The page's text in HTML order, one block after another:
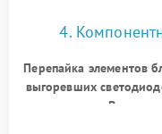
4.
Перепайка элементов
выгоревших
матрицы.
прошивка